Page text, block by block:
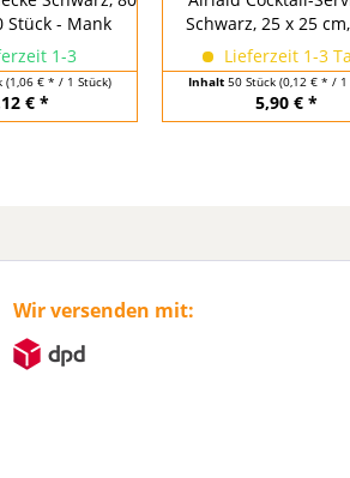
Stück - Mank
1-3
(1,06 € * / 1 Stück)
€ *
Schwarz, 25 x 25
Lieferzeit 1-3
Inhalt 50 Stück (0,12 € * / 1
5,90 € *
Wir versenden mit: